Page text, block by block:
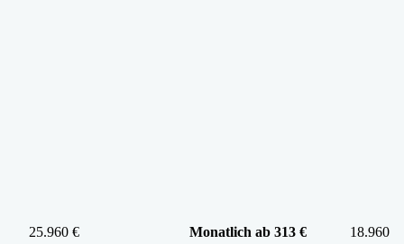
25.960 € Monatlich ab 313 € 18.960 €